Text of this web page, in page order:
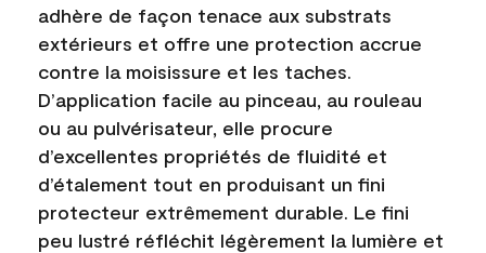
adhère de façon tenace aux substrats
extérieurs et offre une protection accrue
contre la moisissure et les taches.
D’application facile au pinceau, au rouleau
ou au pulvérisateur, elle procure
d’excellentes propriétés de fluidité et
d’étalement tout en produisant un fini
protecteur extrêmement durable. Le fini
peu lustré réfléchit légèrement la lumière et